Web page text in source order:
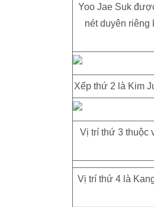
Yoo Jae Suk
nét duyên riêng
Xếp thứ 2 là Kim
Vị trí thứ 3 thuộc
Vị trí thứ 4 là